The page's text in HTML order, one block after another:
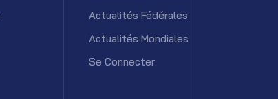
Actualités Fédérales
Actualités Mondiales
Se Connecter